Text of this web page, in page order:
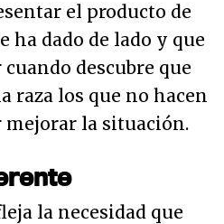
el producto de
ha dado de lado y que
descubre que
raza los que no hacen
la situación.
la necesidad que